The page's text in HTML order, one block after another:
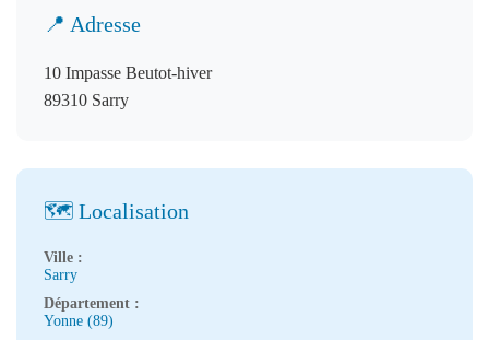
📍 Adresse
10 Impasse Beutot-hiver
89310 Sarry
🗺️ Localisation
Ville :
Sarry
Département :
Yonne (89)